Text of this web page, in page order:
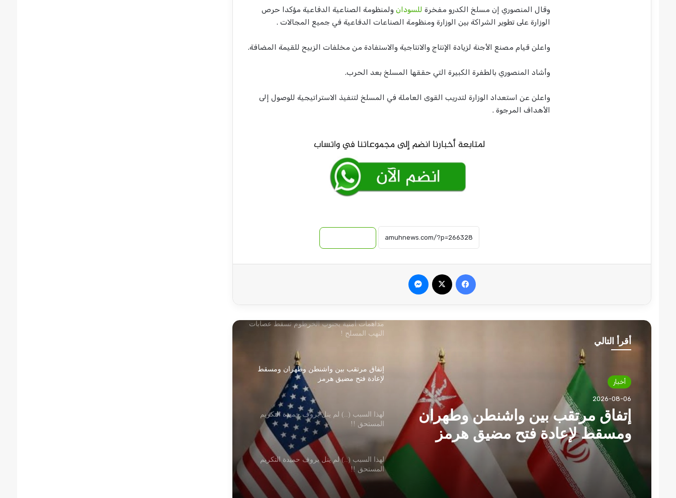
وقال المنصوري إن مسلخ الكدرو مفخرة للسودانولمنظومة الصناعية الدفاعية مؤكدا حرص
الوزارة على تطوير الشراكة بين الوزارة ومنظومة الصناعات الدفاعية في جميع المجالات .
واعلن قيام مصنع الأجنة لزيادة الإنتاج والانتاجية والاستفادة من مخلفات الزبيح للقيمة المضافة.
وأشاد المنصوري بالطفرة الكبيرة التي حققها المسلخ بعد الحرب.
واعلن عن استعداد الوزارة لتدريب القوى العاملة في المسلخ لتنفيذ الاستراتيجية للوصول إلى
الأهداف المرجوة .
فيسبوك
أقرأ التالي
أخبار
2026-08-06
إتفاق مرتقب بين واشنطن وطهران
ومسقط لإعادة فتح مضيق هرمز
2026-08-06
لهذا السبب (..) لم ينل بروف حميدة
التكريم المستحق !!
أهم عناوين أخبار السودان اليوم الخميس
مشرعون امريكيون يتخذون إجراء صادما
للإمارات بشأن السودان!!
مهددات تواجه الموسم الصيفي شرق البلاد
إتفاق مرتقب بين واشنطن وطهران ومسقط
لهذا السبب (..) لم ينل بروف حميدة التكريم
لهذا السبب (..) لم ينل بروف حميدة التكريم
بدأت صيانة أعطال سد مروي .. مصدر يبشر
بإستقرار للإمداد الكهربائي